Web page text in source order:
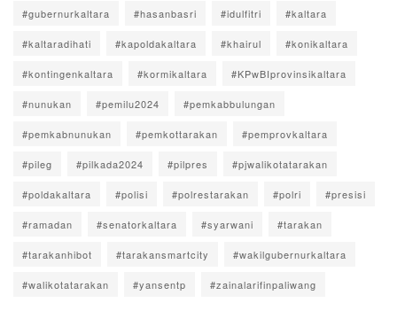
#gubernurkaltara #hasanbasri #idulfitri #kaltara
#kaltaradihati #kapoldakaltara #khairul #konikaltara
#kontingenkaltara #kormikaltara #KPwBIprovinsikaltara
#nunukan #pemilu2024 #pemkabbulungan
#pemkabnunukan #pemkottarakan #pemprovkaltara
#pileg #pilkada2024 #pilpres #pjwalikotatarakan
#poldakaltara #polisi #polrestarakan #polri #presisi
#ramadan #senatorkaltara #syarwani #tarakan
#tarakanhibot #tarakansmartcity #wakilgubernurkaltara
#walikotatarakan #yansentp #zainalarifinpaliwang